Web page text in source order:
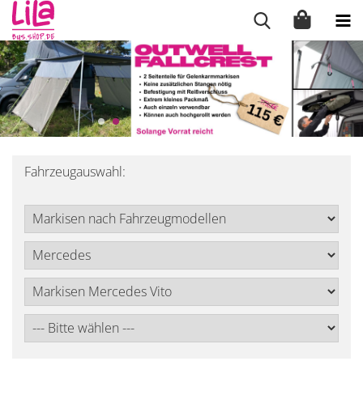
Fahrzeugauswahl: